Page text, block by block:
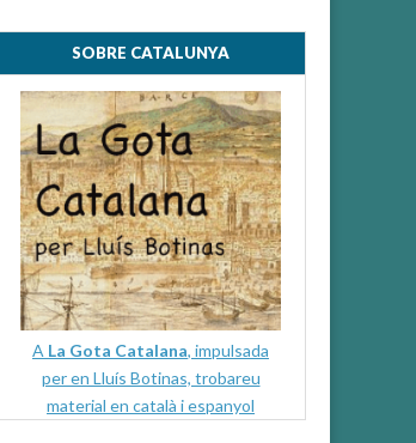
SOBRE CATALUNYA
A La Gota Catalana, impulsada
per en Lluís Botinas, trobareu
material en català i espanyol